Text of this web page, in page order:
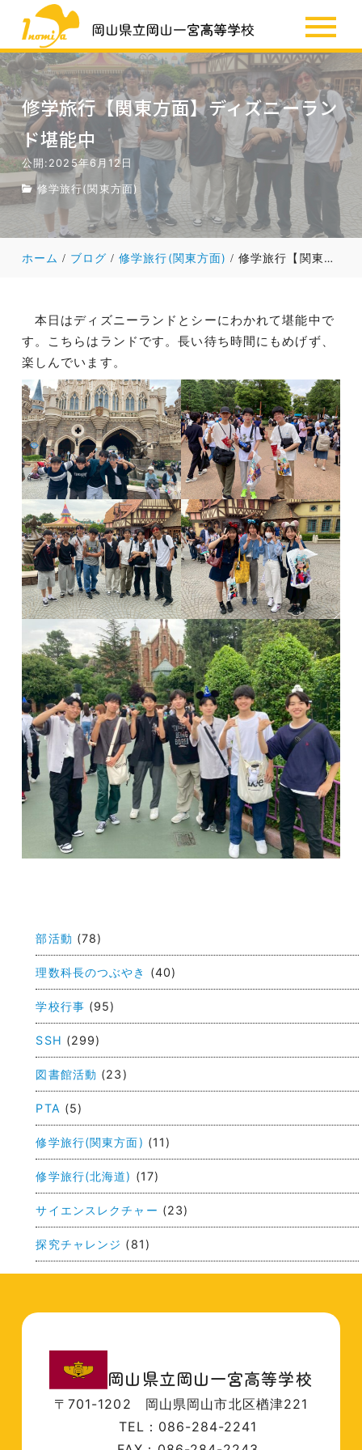
SSH
お知らせ
修学旅行【関東方面】ディズニーラン
ド堪能中
公開:2025年6月12日
修学旅行(関東方面)
ホーム ブログ 修学旅行(関東方面) 修学旅行【関東方面】ディズニーランド堪能中
本日はディズニーランドとシーにわかれて堪能中で
す。こちらはランドです。長い待ち時間にもめげず、
楽しんでいます。
ナ
ビ
ゲ
ー
シ
ョ
ン
部活動 (78)
理数科長のつぶやき (40)
学校行事 (95)
SSH (299)
図書館活動 (23)
PTA (5)
修学旅行(関東方面) (11)
修学旅行(北海道) (17)
サイエンスレクチャー (23)
探究チャレンジ (81)
岡山県立岡山一宮高等学校
〒701-1202 岡山県岡山市北区楢津221
TEL：086-284-2241